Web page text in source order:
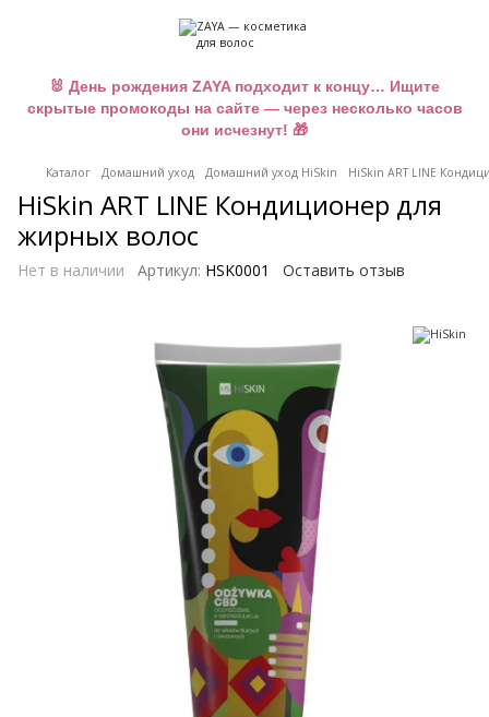
🐰 День рождения ZAYA подходит к концу… Ищите
скрытые промокоды на сайте — через несколько часов
они исчезнут! 🎁
Каталог Домашний уход Домашний уход HiSkin HiSkin ART LINE
HiSkin ART LINE Кондиционер для
жирных волос
Нет в наличии Артикул: HSK0001 Оставить отзыв